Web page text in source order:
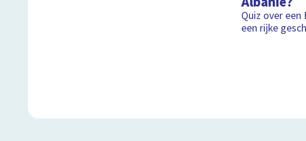
Quiz over
een rijke